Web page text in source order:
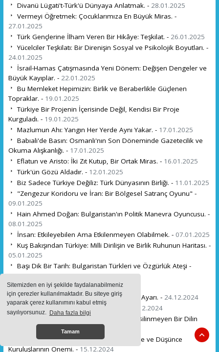
Sitemizden en iyi şekilde faydalanabilmeniz
için çerezler kullanılmaktadır. Bu siteye giriş
yaparak çerez kullanımını kabul etmiş
sayılıyorsunuz. Daha fazla bilgi
Tamam
Divanü Lügati't-Türk'ü Dünyaya Anlatmak. - 28.01.2025
Vermeyi Öğretmek: Çocuklarımıza En Büyük Miras. -
27.01.2025
Türk Gençlerine İlham Veren Bir Hikâye: Teşkilat. - 26.01.2025
Yücelciler Teşkilatı: Bir Direnişin Sosyal ve Psikolojik Boyutları. -
24.01.2025
İsrail-Hamas Çatışmasında Yeni Dönem: Değişen Dengeler ve
Büyük Kayıplar. - 22.01.2025
Bu Memleket Hepimizin: Birlik ve Beraberlikle Güçlenen
Topraklar. - 19.01.2025
Türkiye Bir Projenin İçerisinde Değil, Kendisi Bir Proje
Kurguladı. - 19.01.2025
Mazlumun Ahı: Yangın Her Yerde Aynı Yakar. - 17.01.2025
Babıali'de Basın: Osmanlı'nın Son Döneminde Gazetecilik ve
Okuma Alışkanlığı. - 17.01.2025
Eflatun ve Aristo: İki Zıt Kutup, Bir Ortak Miras. - 16.01.2025
Türk'ün Gözü Aldadır. - 12.01.2025
Biz Sadece Türkiye Değiliz: Türk Dünyasının Birliği. - 11.01.2025
"Zengezur Koridoru ve İran: Bir Bölgesel Satranç Oyunu" -
09.01.2025
Hain Ahmed Doğan: Bulgaristan'ın Politik Manevra Oyuncusu. -
08.01.2025
İnsan: Etkileyebilen Ama Etkilenmeyen Olabilmek. - 07.01.2025
Kuş Bakışından Türkiye: Milli Dirilişin ve Birlik Ruhunun Haritası. -
05.01.2025
Başı Dik Bir Tarih: Bulgaristan Türkleri ve Özgürlük Ateşi -
28.12.2024
Suriye'de dengeler. -26.12.2024
Ahmet Yılmaz'dan Ümit Özdağ'a Balans Ayarı. - 24.12.2024
Muhacirlerin Son Sığınağı: Anadolu -
22.12.2024
Gürcistan'da Keşfedilen Gizemli Tablet: Bilinmeyen Bir Dilin
Kapılarını Aralıyor. -20.12.2024
Türkiye'nin En Derin Krizi: İnsan Yetiştirme ve Düşünce
Kuruluşlarının Önemi. -15.12.2024